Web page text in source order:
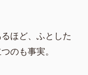
ほど、ふとした
のも事実。